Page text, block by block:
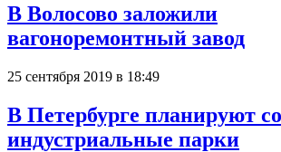
В Волосово заложили
вагоноремонтный завод
25 сентября 2019 в 18:49
В Петербурге планируют
индустриальные парки